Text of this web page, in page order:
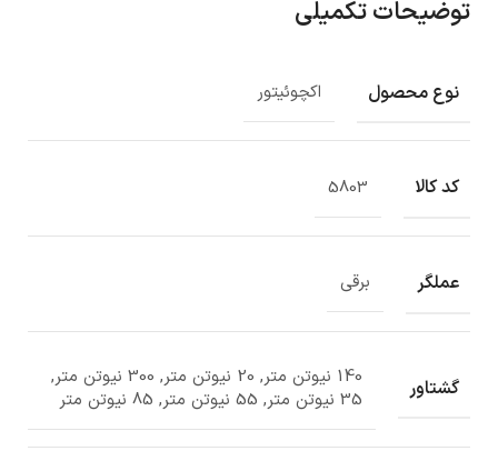
توضیحات تکمیلی
نوع محصول اکچوئیتور
کد کالا 5803
عملگر برقی
گشتاور
140 نیوتن متر, 20 نیوتن متر, 300 نیوتن متر,
35 نیوتن متر, 55 نیوتن متر, 85 نیوتن متر